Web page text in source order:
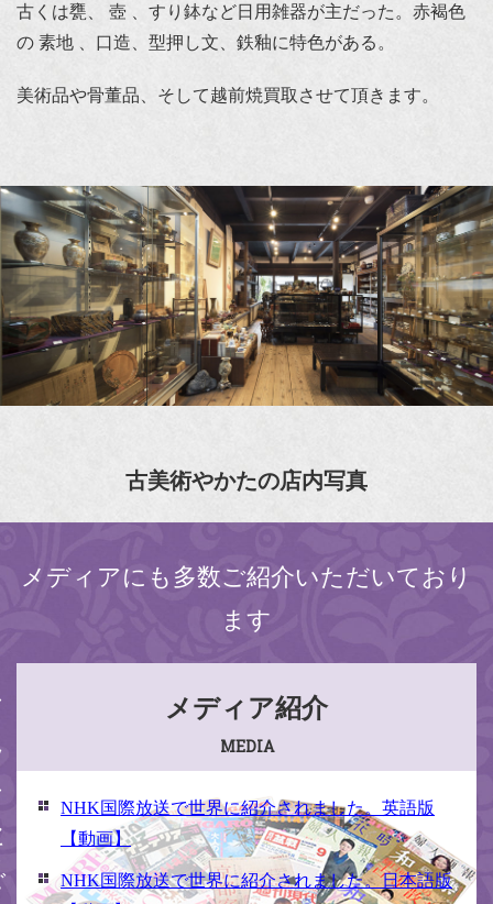
古くは甕、 壺 、すり鉢など日用雑器が主だった。赤褐色
の 素地 、口造、型押し文、鉄釉に特色がある。
美術品や骨董品、そして越前焼買取させて頂きます。
古美術やかたの店内写真
メディアにも多数ご紹介いただいており
ます
メディア紹介
MEDIA
NHK国際放送で世界に紹介されました。英語版
【動画】
NHK国際放送で世界に紹介されました。日本語版